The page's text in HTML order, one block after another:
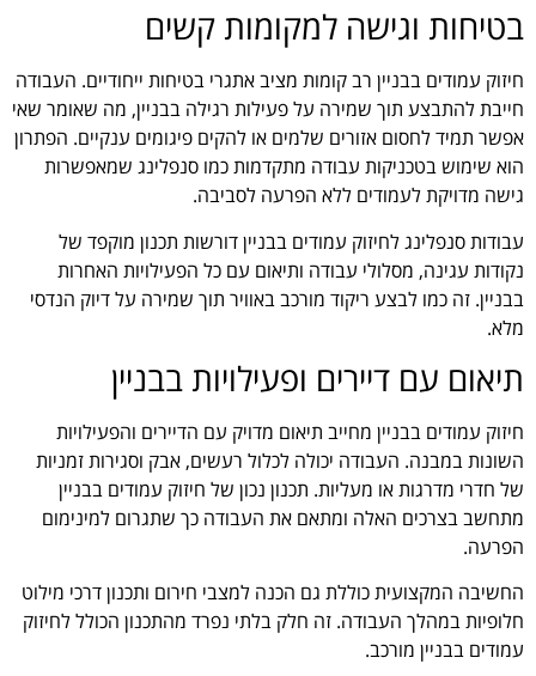
בטיחות וגישה למקומות קשים
חיזוק עמודים בבניין רב קומות מציב אתגרי בטיחות ייחודיים. העבודה
חייבת להתבצע תוך שמירה על פעילות רגילה בבניין, מה שאומר שאי
אפשר תמיד לחסום אזורים שלמים או להקים פיגומים ענקיים. הפתרון
הוא שימוש בטכניקות עבודה מתקדמות כמו סנפלינג שמאפשרות
גישה מדויקת לעמודים ללא הפרעה לסביבה.
עבודות סנפלינג לחיזוק עמודים בבניין דורשות תכנון מוקפד של
נקודות עגינה, מסלולי עבודה ותיאום עם כל הפעילויות האחרות
בבניין. זה כמו לבצע ריקוד מורכב באוויר תוך שמירה על דיוק הנדסי
מלא.
תיאום עם דיירים ופעילויות בבניין
חיזוק עמודים בבניין מחייב תיאום מדויק עם הדיירים והפעילויות
השונות במבנה. העבודה יכולה לכלול רעשים, אבק וסגירות זמניות
של חדרי מדרגות או מעליות. תכנון נכון של חיזוק עמודים בבניין
מתחשב בצרכים האלה ומתאם את העבודה כך שתגרום למינימום
הפרעה.
החשיבה המקצועית כוללת גם הכנה למצבי חירום ותכנון דרכי מילוט
חלופיות במהלך העבודה. זה חלק בלתי נפרד מהתכנון הכולל לחיזוק
עמודים בבניין מורכב.